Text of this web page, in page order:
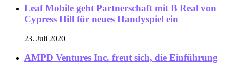
Leaf Mobile geht Partnerschaft mit B Real von
Cypress Hill für neues Handyspiel ein
23. Juli 2020
AMPD Ventures Inc. freut sich, die Einführung